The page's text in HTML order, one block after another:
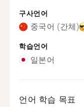
구사언어
중국어 (간체)
학습언어
일본어
언어 학습 목표